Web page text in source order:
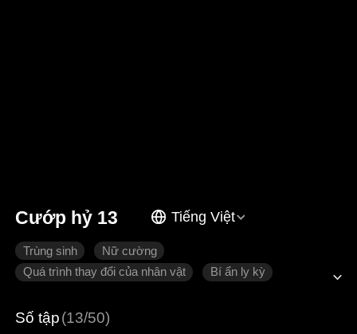
Cướp hỷ 13 Tiếng Việt
Trùng sinh
Nữ cường
Quá trình thay đổi của nhân vật
Bí ẩn ly kỳ
Số tập(13/50)